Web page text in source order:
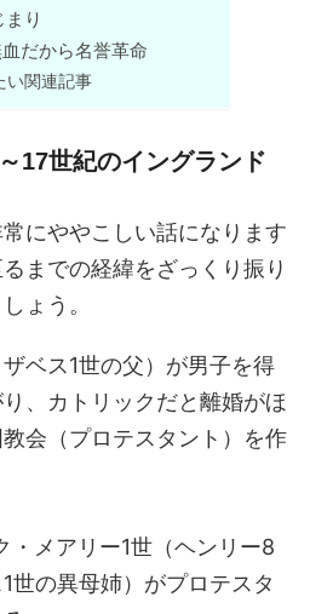
り
だから名誉革命
い関連記事
17世紀のイングランド
にややこしい話になります
までの経緯をざっくり振り
ょう。
ベス1世の父）が男子を得
、カトリックだと離婚がほ
会（プロテスタント）を作
メアリー1世（ヘンリー8
世の異母姉）がプロテスタ